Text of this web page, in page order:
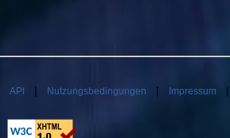
API | Nutzungsbedingungen | Impressum |